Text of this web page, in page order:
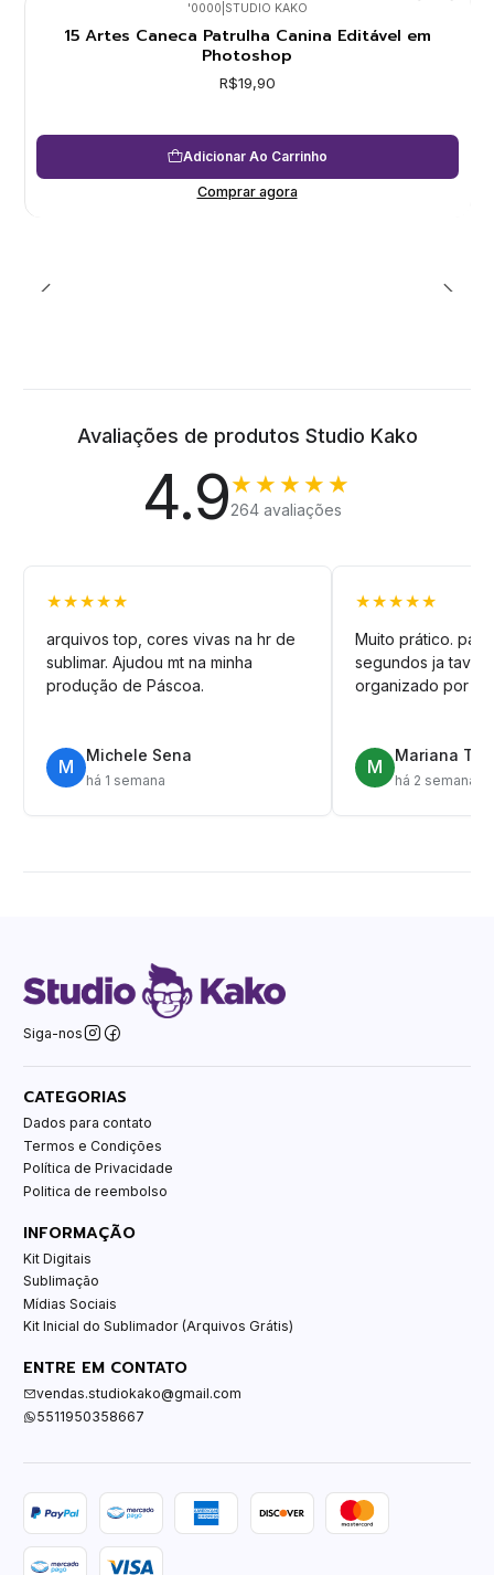
'0000 STUDIO KAKO
15 Artes Caneca Patrulha Canina Editável em
Photoshop
R$19,90
Adicionar Ao Carrinho
Comprar agora
Avaliações de produtos Studio Kako
4.9★★★★★
264 avaliações
★★★★★
arquivos top, cores vivas na hr de
sublimar. Ajudou mt na minha
produção de Páscoa.
M
Michele Sena
há 1 semana
★★★★★
Muito prático.
segundos ja tava
organizado por
M
Mariana T.
há 2 semanas
Siga-nos
CATEGORIAS
Dados para contato
Termos e Condições
Política de Privacidade
Politica de reembolso
INFORMAÇÃO
Kit Digitais
Sublimação
Mídias Sociais
Kit Inicial do Sublimador (Arquivos Grátis)
ENTRE EM CONTATO
vendas.studiokako@gmail.com
5511950358667